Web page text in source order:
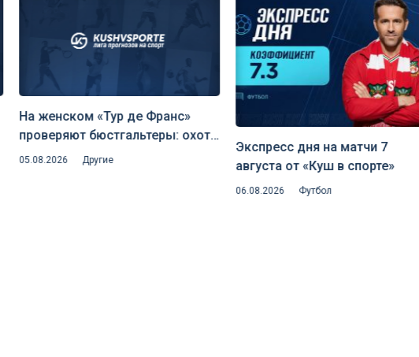
На женском «Тур де Франс»
проверяют бюстгальтеры: охота
на скрытую аэродинамику и
05.08.2026 Другие
Экспресс дня на матчи 7
августа от «Куш в спорте»
06.08.2026 Футбол